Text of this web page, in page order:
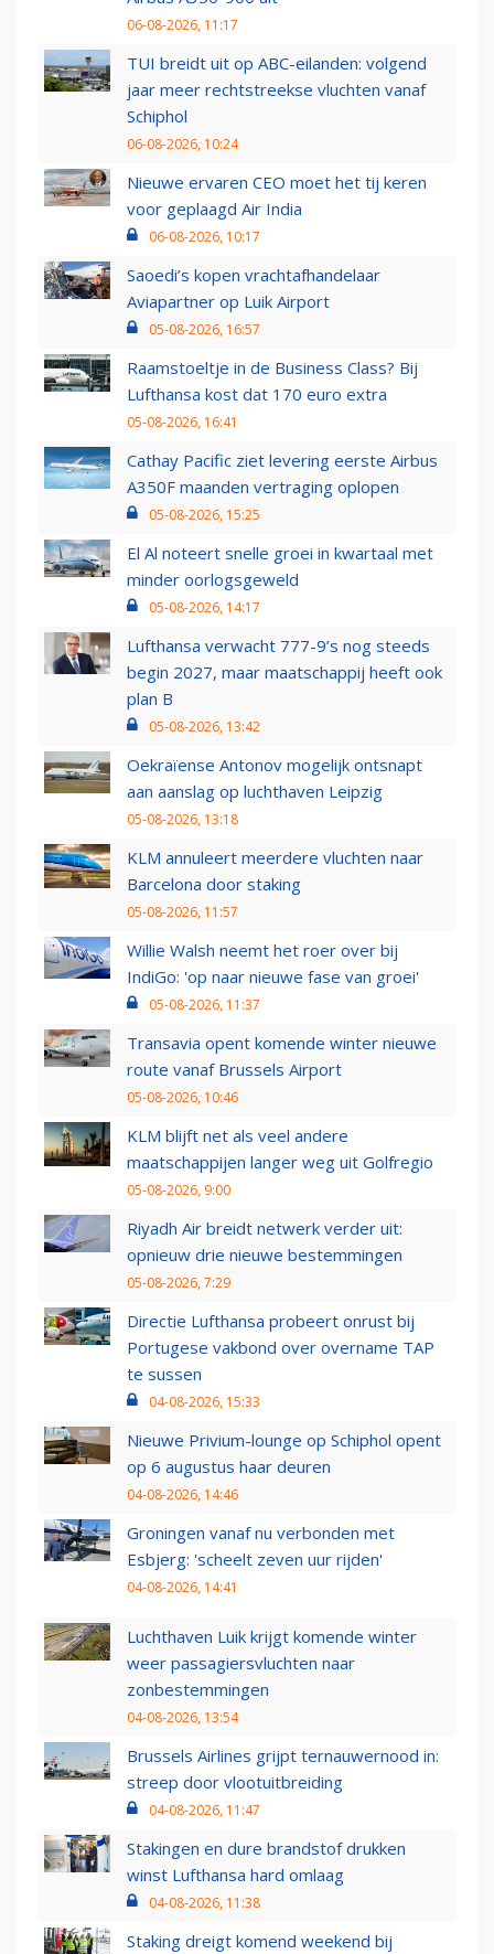
06-08-2026, 11:17
TUI breidt uit op ABC-eilanden: volgend
jaar meer rechtstreekse vluchten vanaf
Schiphol
06-08-2026, 10:24
Nieuwe ervaren CEO moet het tij keren
voor geplaagd Air India
06-08-2026, 10:17
Saoedi’s kopen vrachtafhandelaar
Aviapartner op Luik Airport
05-08-2026, 16:57
Raamstoeltje in de Business Class? Bij
Lufthansa kost dat 170 euro extra
05-08-2026, 16:41
Cathay Pacific ziet levering eerste Airbus
A350F maanden vertraging oplopen
05-08-2026, 15:25
El Al noteert snelle groei in kwartaal met
minder oorlogsgeweld
05-08-2026, 14:17
Lufthansa verwacht 777-9’s nog steeds
begin 2027, maar maatschappij heeft ook
plan B
05-08-2026, 13:42
Oekraïense Antonov mogelijk ontsnapt
aan aanslag op luchthaven Leipzig
05-08-2026, 13:18
KLM annuleert meerdere vluchten naar
Barcelona door staking
05-08-2026, 11:57
Willie Walsh neemt het roer over bij
IndiGo: 'op naar nieuwe fase van groei'
05-08-2026, 11:37
Transavia opent komende winter nieuwe
route vanaf Brussels Airport
05-08-2026, 10:46
KLM blijft net als veel andere
maatschappijen langer weg uit Golfregio
05-08-2026, 9:00
Riyadh Air breidt netwerk verder uit:
opnieuw drie nieuwe bestemmingen
05-08-2026, 7:29
Directie Lufthansa probeert onrust bij
Portugese vakbond over overname TAP
te sussen
04-08-2026, 15:33
Nieuwe Privium-lounge op Schiphol opent
op 6 augustus haar deuren
04-08-2026, 14:46
Groningen vanaf nu verbonden met
Esbjerg: 'scheelt zeven uur rijden'
04-08-2026, 14:41
Luchthaven Luik krijgt komende winter
weer passagiersvluchten naar
zonbestemmingen
04-08-2026, 13:54
Brussels Airlines grijpt ternauwernood in:
streep door vlootuitbreiding
04-08-2026, 11:47
Stakingen en dure brandstof drukken
winst Lufthansa hard omlaag
04-08-2026, 11:38
Staking dreigt komend weekend bij